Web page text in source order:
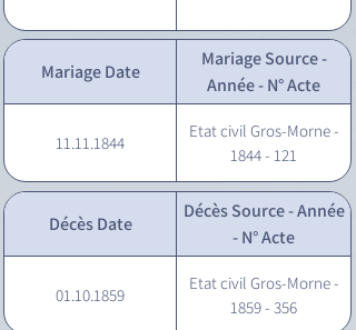
Mariage Date
Mariage Source -
Année - N° Acte
11.11.1844
Etat civil Gros-Morne -
1844 - 121
Décès Date
Décès Source - Année
- N° Acte
01.10.1859
Etat civil Gros-Morne -
1859 - 356